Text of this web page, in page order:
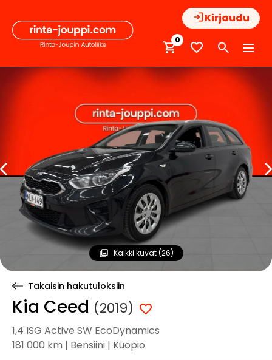
sisältöön
Kirjaudu
0
Kaikki kuvat (26)
Takaisin hakutuloksiin
Kia Ceed (2019)
1,4 ISG Active SW EcoDynamics
181 000 km | Bensiini | Kuopio